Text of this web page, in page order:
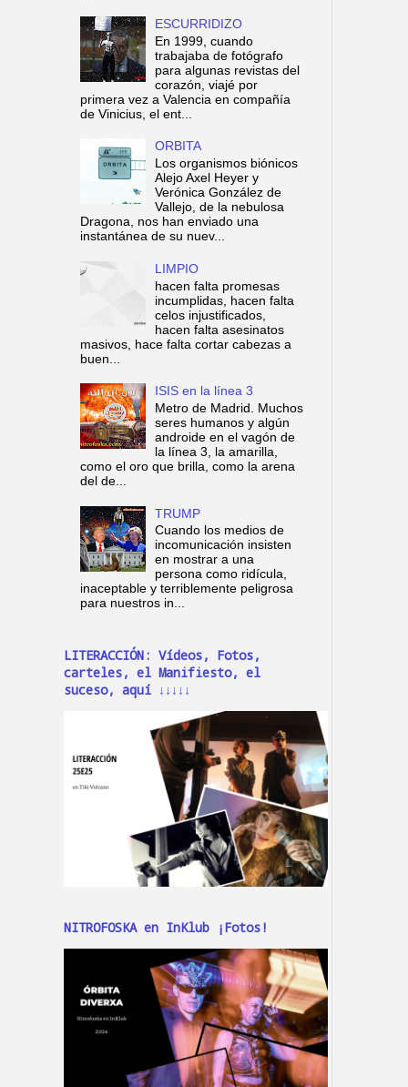
ESCURRIDIZO
En 1999, cuando
trabajaba de fotógrafo
para algunas revistas del
corazón, viajé por
primera vez a Valencia en compañía
de Vinicius, el ent...
ORBITA
Los organismos biónicos
Alejo Axel Heyer y
Verónica González de
Vallejo, de la nebulosa
Dragona, nos han enviado una
instantánea de su nuev...
LIMPIO
hacen falta promesas
incumplidas, hacen falta
celos injustificados,
hacen falta asesinatos
masivos, hace falta cortar cabezas a
buen...
ISIS en la línea 3
Metro de Madrid. Muchos
seres humanos y algún
androide en el vagón de
la línea 3, la amarilla,
como el oro que brilla, como la arena
del de...
TRUMP
Cuando los medios de
incomunicación insisten
en mostrar a una
persona como ridícula,
inaceptable y terriblemente peligrosa
para nuestros in...
LITERACCIÓN: Vídeos, Fotos,
carteles, el Manifiesto, el
suceso, aquí ↓↓↓↓↓
NITROFOSKA en InKlub ¡Fotos!